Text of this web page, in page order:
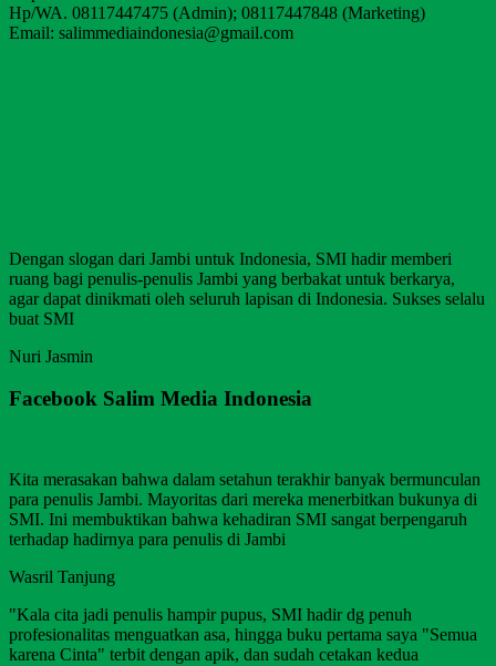
Hp/WA. 08117447475 (Admin); 08117447848 (Marketing)
Email: salimmediaindonesia@gmail.com
Dengan slogan dari Jambi untuk Indonesia, SMI hadir memberi
ruang bagi penulis-penulis Jambi yang berbakat untuk berkarya,
agar dapat dinikmati oleh seluruh lapisan di Indonesia. Sukses selalu
buat SMI
Nuri Jasmin
Facebook Salim Media Indonesia
Kita merasakan bahwa dalam setahun terakhir banyak bermunculan
para penulis Jambi. Mayoritas dari mereka menerbitkan bukunya di
SMI. Ini membuktikan bahwa kehadiran SMI sangat berpengaruh
terhadap hadirnya para penulis di Jambi
Wasril Tanjung
"Kala cita jadi penulis hampir pupus, SMI hadir dg penuh
profesionalitas menguatkan asa, hingga buku pertama saya "Semua
karena Cinta" terbit dengan apik, dan sudah cetakan kedua